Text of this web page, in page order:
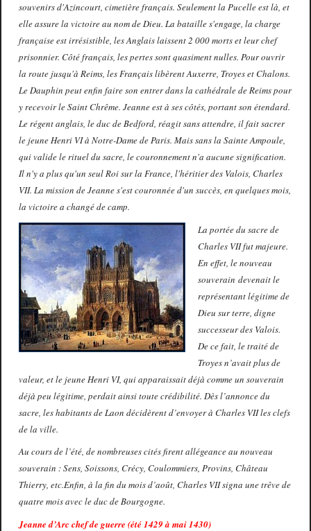
souvenirs d'Azincourt, cimetière français. Seulement la Pucelle est là, et
elle assure la victoire au nom de Dieu. La bataille s'engage, la charge
française est irrésistible, les Anglais laissent 2 000 morts et leur chef
prisonnier. Côté français, les pertes sont quasiment nulles. Pour ouvrir
la route jusqu'à Reims, les Français libèrent Auxerre, Troyes et Chalons.
Le Dauphin peut enfin faire son entrer dans la cathédrale de Reims pour
y recevoir le Saint Chrême. Jeanne est à ses côtés, portant son étendard.
Le régent anglais, le duc de Bedford, réagit sans attendre, il fait sacrer
le jeune Henri VI à Notre-Dame de Paris. Mais sans la Sainte Ampoule,
qui valide le rituel du sacre, le couronnement n'a aucune signification.
Il n'y a plus qu'un seul Roi sur la France, l'héritier des Valois, Charles
VII. La mission de Jeanne s'est couronnée d'un succès, en quelques mois,
la victoire a changé de camp.
La portée du sacre de
Charles VII fut majeure.
En effet, le nouveau
souverain devenait le
représentant légitime de
Dieu sur terre, digne
successeur des Valois.
De ce fait, le traité de
Troyes n’avait plus de
valeur, et le jeune Henri VI, qui apparaissait déjà comme un souverain
déjà peu légitime, perdait ainsi toute crédibilité. Dès l’annonce du
sacre, les habitants de Laon décidèrent d’envoyer à Charles VII les clefs
de la ville.
Au cours de l’été, de nombreuses cités firent allégeance au nouveau
souverain : Sens, Soissons, Crécy, Coulommiers, Provins, Château
Thierry, etc.Enfin, à la fin du mois d’août, Charles VII signa une trêve de
quatre mois avec le duc de Bourgogne.
Jeanne d’Arc chef de guerre (été 1429 à mai 1430)